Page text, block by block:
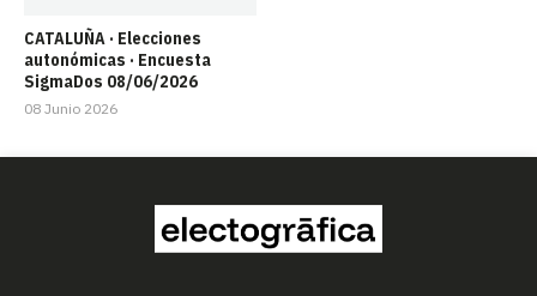
CATALUÑA · Elecciones
autonómicas · Encuesta
SigmaDos 08/06/2026
08 Junio 2026